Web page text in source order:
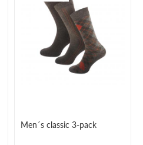
Men´s classic 3-pack